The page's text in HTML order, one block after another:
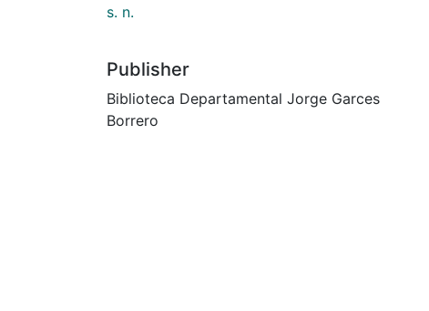
s. n.
Publisher
Biblioteca Departamental Jorge Garces
Borrero